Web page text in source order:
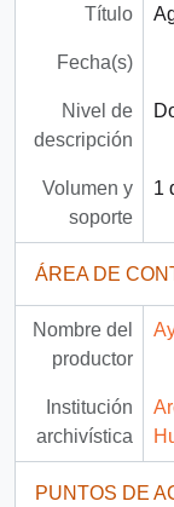
Título
Fecha(s)
Nivel de
descripción
Volumen y
soporte
1
ÁREA DE
Nombre del
productor
Institución
archivística
PUNTOS DE